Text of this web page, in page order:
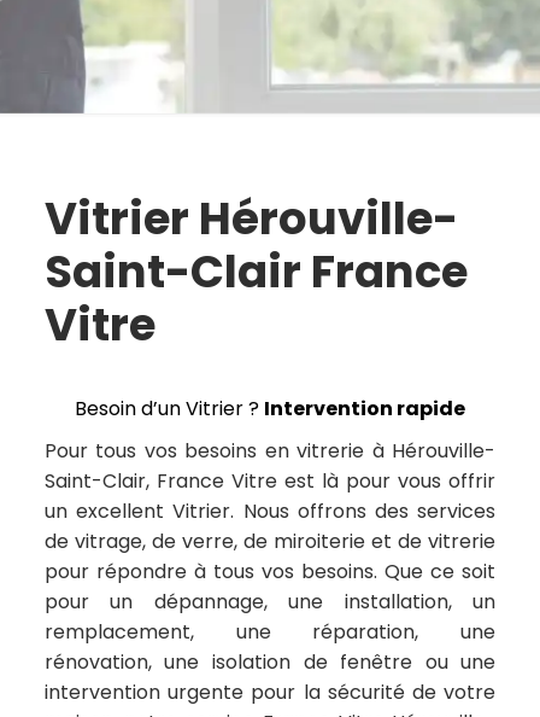
Vitrier Hérouville-
Saint-Clair France
Vitre
Besoin d’un Vitrier ? Intervention rapide
Pour tous vos besoins en vitrerie à Hérouville-
Saint-Clair, France Vitre est là pour vous offrir
un excellent Vitrier. Nous offrons des services
de vitrage, de verre, de miroiterie et de vitrerie
pour répondre à tous vos besoins. Que ce soit
pour un dépannage, une installation, un
remplacement, une réparation, une
rénovation, une isolation de fenêtre ou une
intervention urgente pour la sécurité de votre